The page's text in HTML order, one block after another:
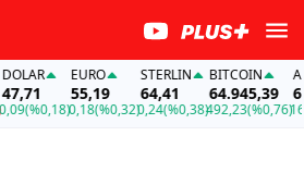
(%0,18)
EURO
55,19
0,18(%0,32)
STERLIN
64,41
0,24(%0,38)
BITCOIN
64.945,39
492,23(%0,76)